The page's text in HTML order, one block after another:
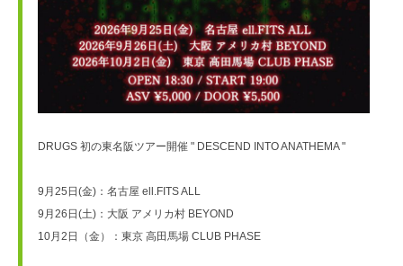
DRUGS 初の東名阪ツアー開催 " DESCEND INTO ANATHEMA "
9月25日(金)：名古屋 ell.FITS ALL
9月26日(土)：大阪 アメリカ村 BEYOND
10月2日（金）：東京 高田馬場 CLUB PHASE